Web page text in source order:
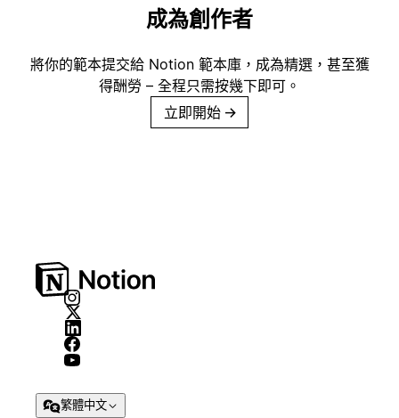
成為創作者
將你的範本提交給 Notion 範本庫，成為精選，甚至獲
得酬勞 – 全程只需按幾下即可。
立即開始 →
繁體中文